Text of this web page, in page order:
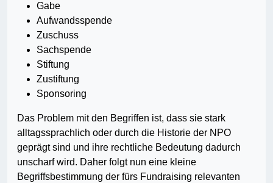
Gabe
Aufwandsspende
Zuschuss
Sachspende
Stiftung
Zustiftung
Sponsoring
Das Problem mit den Begriffen ist, dass sie stark
alltagssprachlich oder durch die Historie der NPO
geprägt sind und ihre rechtliche Bedeutung dadurch
unscharf wird. Daher folgt nun eine kleine
Begriffsbestimmung der fürs Fundraising relevanten